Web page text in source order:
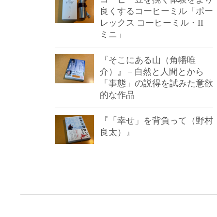
良くするコーヒーミル「ポー
レックス コーヒーミル・II
ミニ」
『そこにある山（角幡唯
介）』 – 自然と人間とから
「事態」の説得を試みた意欲
的な作品
『「幸せ」を背負って（野村
良太）』